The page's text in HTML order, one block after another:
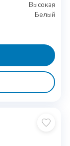
Высокая
Белый